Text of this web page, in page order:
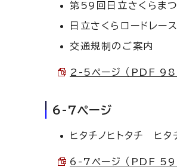
第59回日立さくらまつ
日立さくらロードレース
交通規制のご案内
2-5ページ （PDF
6-7ページ
ヒタチノヒトタチ ヒタ
6-7ページ （PDF